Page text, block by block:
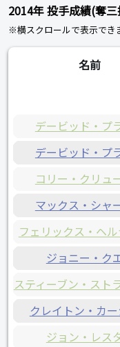
2014年 投手成績(奪
※横スクロールで表示でき
名前
デービッド・プ
デービッド・プ
コリー・クリュ
マックス・シャ
フェリックス・ヘ
ジョニー・ク
スティーブン・スト
クレイトン・カ
ジョン・レス